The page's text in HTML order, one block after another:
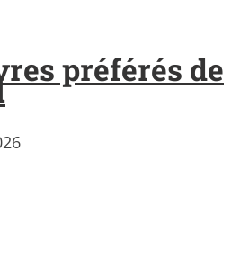
préférés de